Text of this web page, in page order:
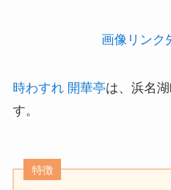
画像リンク
時わすれ 開華亭は、浜名
す。
特徴